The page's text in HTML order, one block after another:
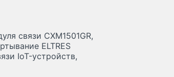
связи CXM1501GR,
ELTRES
IoT-устройств,